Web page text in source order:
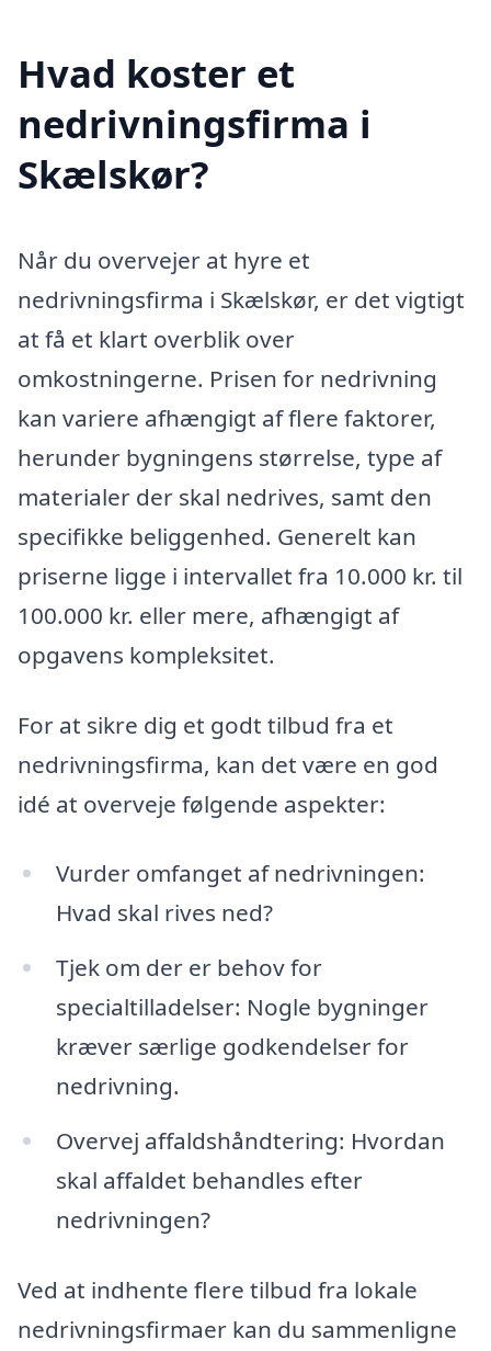
Hvad koster et
nedrivningsfirma i
Skælskør?
Når du overvejer at hyre et
nedrivningsfirma i Skælskør, er det vigtigt
at få et klart overblik over
omkostningerne. Prisen for nedrivning
kan variere afhængigt af flere faktorer,
herunder bygningens størrelse, type af
materialer der skal nedrives, samt den
specifikke beliggenhed. Generelt kan
priserne ligge i intervallet fra 10.000 kr. til
100.000 kr. eller mere, afhængigt af
opgavens kompleksitet.
For at sikre dig et godt tilbud fra et
nedrivningsfirma, kan det være en god
idé at overveje følgende aspekter:
Vurder omfanget af nedrivningen:
Hvad skal rives ned?
Tjek om der er behov for
specialtilladelser: Nogle bygninger
kræver særlige godkendelser for
nedrivning.
Overvej affaldshåndtering: Hvordan
skal affaldet behandles efter
nedrivningen?
Ved at indhente flere tilbud fra lokale
nedrivningsfirmaer kan du sammenligne